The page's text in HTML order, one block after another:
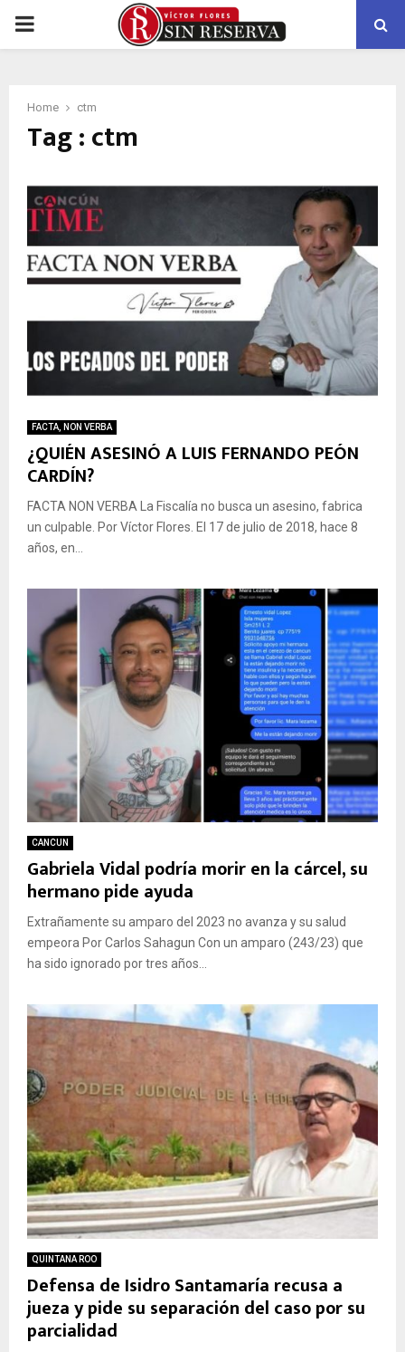
PRIMARY
Home ctm
Tag : ctm
FACTA, NON VERBA
¿QUIÉN ASESINÓ A LUIS FERNANDO PEÓN
CARDÍN?
FACTA NON VERBA La Fiscalía no busca un asesino, fabrica
un culpable. Por Víctor Flores. El 17 de julio de 2018, hace 8
años, en...
CANCUN
Gabriela Vidal podría morir en la cárcel, su
hermano pide ayuda
Extrañamente su amparo del 2023 no avanza y su salud
empeora Por Carlos Sahagun Con un amparo (243/23) que
ha sido ignorado por tres años...
QUINTANA ROO
Defensa de Isidro Santamaría recusa a
jueza y pide su separación del caso por su
parcialidad